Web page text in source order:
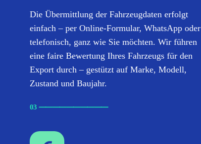
Die Übermittlung der Fahrzeugdaten erfolgt
einfach – per Online-Formular, WhatsApp oder
telefonisch, ganz wie Sie möchten. Wir führen
eine faire Bewertung Ihres Fahrzeugs für den
Export durch – gestützt auf Marke, Modell,
Zustand und Baujahr.
03 ⸺⸺⸺⸺⸺